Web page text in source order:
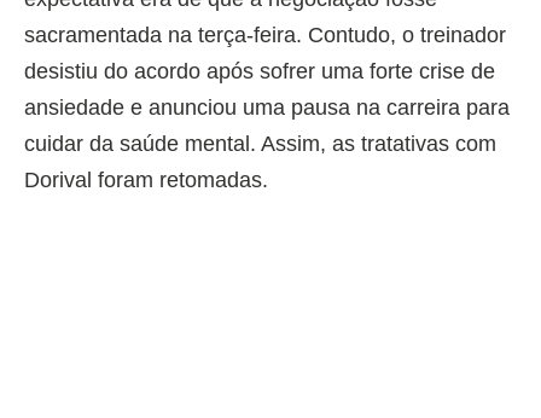
sacramentada na terça-feira. Contudo, o treinador
desistiu do acordo após sofrer uma forte crise de
ansiedade e anunciou uma pausa na carreira para
cuidar da saúde mental. Assim, as tratativas com
Dorival foram retomadas.